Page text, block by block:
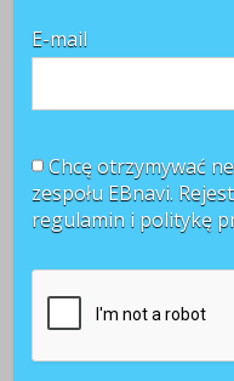
E-mail
Chcę otrzymywać
zespołu EBnavi.
regulamin i politykę